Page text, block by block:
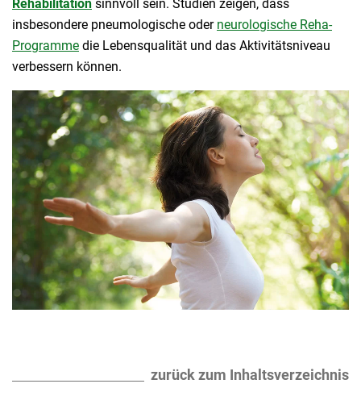
Rehabilitation sinnvoll sein. Studien zeigen, dass
insbesondere pneumologische oder neurologische Reha-
Programme die Lebensqualität und das Aktivitätsniveau
verbessern können.
zurück zum Inhaltsverzeichnis